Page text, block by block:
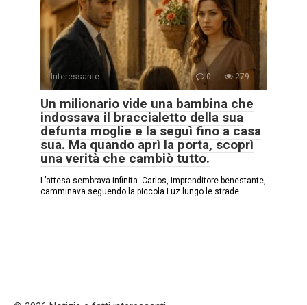
Interessante 0 279
Un milionario vide una bambina che
indossava il braccialetto della sua
defunta moglie e la seguì fino a casa
sua. Ma quando aprì la porta, scoprì
una verità che cambiò tutto.
L’attesa sembrava infinita. Carlos, imprenditore benestante,
camminava seguendo la piccola Luz lungo le strade